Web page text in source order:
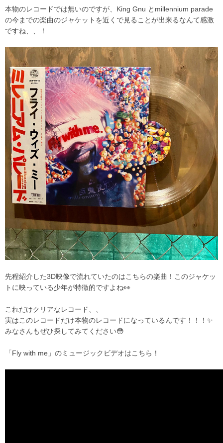
本物のレコードでは無いのですが、King Gnu とmillennium parade
の今までの楽曲のジャケットを近くで見ることが出来るなんて感激
ですね、、！
先程紹介した3D映像で流れていたのはこちらの楽曲！このジャケッ
トに映っている少年が特徴的ですよね👀
これだけクリアなレコード、、
実はこのレコードだけ本物のレコードになっているんです！！！✨
みなさんもぜひ探してみてください😳
「Fly with me」のミュージックビデオはこちら！